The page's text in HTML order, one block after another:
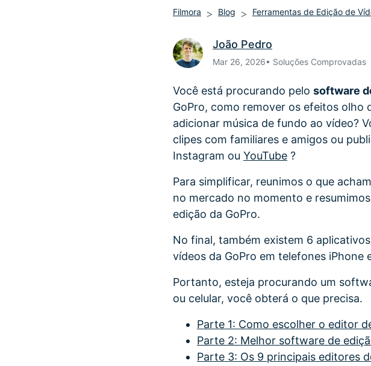
Filmora Blog Ferramentas de Edição de
João Pedro
Mar 26, 2026• Soluções Comprovadas
Você está procurando pelo software
GoPro, como remover os efeitos olho
adicionar música de fundo ao vídeo?
clipes com familiares e amigos ou
Instagram ou YouTube ?
Para simplificar, reunimos o que
no mercado no momento e
edição da GoPro.
No final, também existem 6
vídeos da GoPro em telefones iPhone
Portanto, esteja procurando um
ou celular, você obterá o que precisa.
Parte 1: Como escolher o editor
Parte 2: Melhor software de
Parte 3: Os 9 principais editores